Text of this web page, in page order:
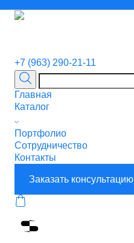
+7 (963) 290-21-11
Главная
Каталог
Портфолио
Сотрудничество
Контакты
Заказать консультацию